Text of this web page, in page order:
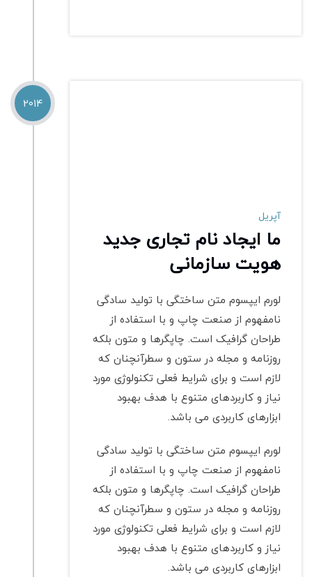
2014
آپریل
ما ایجاد نام تجاری جدید
هویت سازمانی
لورم ایپسوم متن ساختگی با تولید سادگی
نامفهوم از صنعت چاپ و با استفاده از
طراحان گرافیک است. چاپگرها و متون بلکه
روزنامه و مجله در ستون و سطرآنچنان که
لازم است و برای شرایط فعلی تکنولوژی مورد
نیاز و کاربردهای متنوع با هدف بهبود
ابزارهای کاربردی می باشد.
لورم ایپسوم متن ساختگی با تولید سادگی
نامفهوم از صنعت چاپ و با استفاده از
طراحان گرافیک است. چاپگرها و متون بلکه
روزنامه و مجله در ستون و سطرآنچنان که
لازم است و برای شرایط فعلی تکنولوژی مورد
نیاز و کاربردهای متنوع با هدف بهبود
ابزارهای کاربردی می باشد.